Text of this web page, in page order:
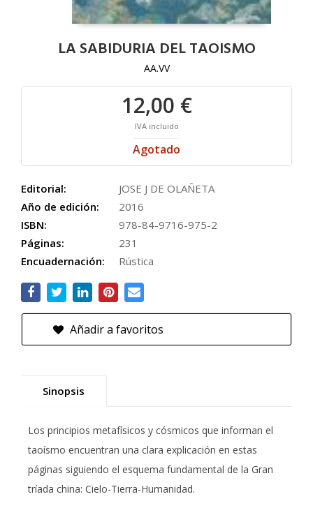
LA SABIDURIA DEL TAOISMO
AA.VV
12,00 €
IVA incluido
Agotado
Editorial:
JOSE J DE OLAÑETA
Año de edición:
2016
ISBN:
978-84-9716-975-2
Páginas:
231
Encuadernación:
Rústica
Añadir a favoritos
Sinopsis
Los principios metafísicos y cósmicos que informan el
taoísmo encuentran una clara explicación en estas
páginas siguiendo el esquema fundamental de la Gran
tríada china: Cielo-Tierra-Humanidad.